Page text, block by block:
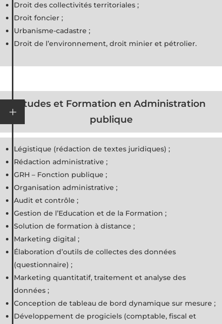
Droit des collectivités territoriales ;
Droit foncier ;
Urbanisme-cadastre ;
Droit de l’environnement, droit minier et pétrolier.
Etudes et Formation en Administration
publique
L
Légistique (rédaction de textes juridiques) ;
Rédaction administrative ;
GRH – Fonction publique ;
Organisation administrative ;
Audit et contrôle ;
Gestion de l’Education et de la Formation ;
Solution de formation à distance ;
Marketing digital ;
Élaboration d’outils de collectes des données
(questionnaire) ;
Marketing quantitatif, traitement et analyse des
données ;
Conception de tableau de bord dynamique sur mesure ;
Développement de progiciels (comptable, fiscal et